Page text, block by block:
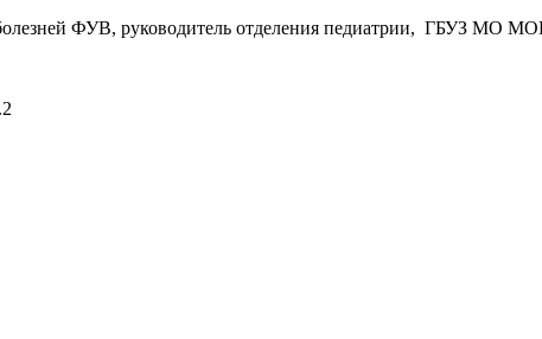
болезней ФУВ, руководитель отделения педиатрии, ГБУЗ